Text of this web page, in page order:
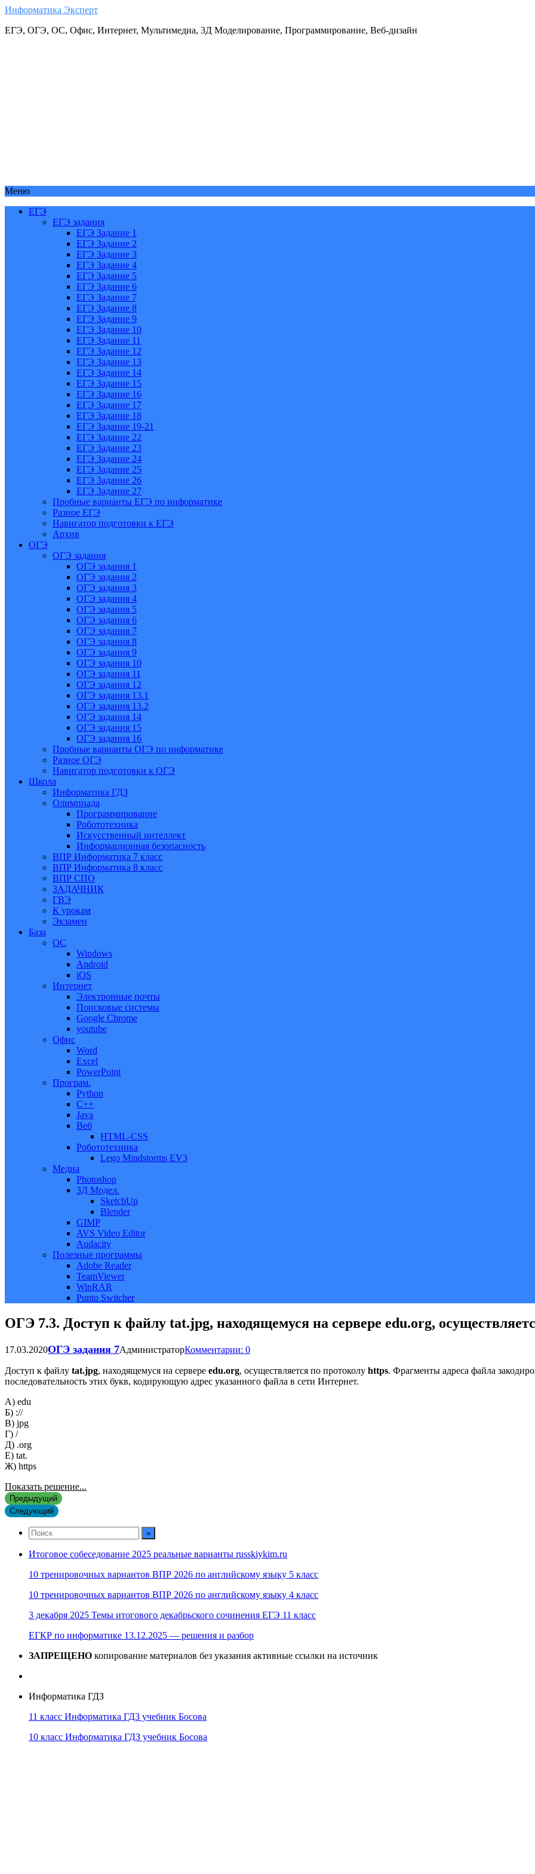
Информатика Эксперт
ЕГЭ, ОГЭ, ОС, Офис, Интернет, Мультимедиа, 3Д Моделирование, Программирование, Веб-дизайн
Меню
ЕГЭ
ЕГЭ задания
ЕГЭ Задание 1
ЕГЭ Задание 2
ЕГЭ Задание 3
ЕГЭ Задание 4
ЕГЭ Задание 5
ЕГЭ Задание 6
ЕГЭ Задание 7
ЕГЭ Задание 8
ЕГЭ Задание 9
ЕГЭ Задание 10
ЕГЭ Задание 11
ЕГЭ Задание 12
ЕГЭ Задание 13
ЕГЭ Задание 14
ЕГЭ Задание 15
ЕГЭ Задание 16
ЕГЭ Задание 17
ЕГЭ Задание 18
ЕГЭ Задание 19-21
ЕГЭ Задание 22
ЕГЭ Задание 23
ЕГЭ Задание 24
ЕГЭ Задание 25
ЕГЭ Задание 26
ЕГЭ Задание 27
Пробные варианты ЕГЭ по информатике
Разное ЕГЭ
Навигатор подготовки к ЕГЭ
Архив
ОГЭ
ОГЭ задания
ОГЭ задания 1
ОГЭ задания 2
ОГЭ задания 3
ОГЭ задания 4
ОГЭ задания 5
ОГЭ задания 6
ОГЭ задания 7
ОГЭ задания 8
ОГЭ задания 9
ОГЭ задания 10
ОГЭ задания 11
ОГЭ задания 12
ОГЭ задания 13.1
ОГЭ задания 13.2
ОГЭ задания 14
ОГЭ задания 15
ОГЭ задания 16
Пробные варианты ОГЭ по информатике
Разное ОГЭ
Навигатор подготовки к ОГЭ
Школа
Информатика ГДЗ
Олимпиада
Программирование
Робототехника
Искусственный интеллект
Информационная безопасность
ВПР Информатика 7 класс
ВПР Информатика 8 класс
ВПР СПО
ЗАДАЧНИК
ГВЭ
К урокам
Экзамен
База
ОС
Windows
Android
iOS
Интернет
Электронные почты
Поисковые системы
Google Chrome
youtube
Офис
Word
Excel
PowerPoint
Програм.
Python
C++
Java
Веб
HTML-CSS
Робототехника
Lego Mindstorms EV3
Медиа
Photoshop
3Д Модел.
SketchUp
Blender
GIMP
AVS Video Editor
Audacity
Полезные программы
Adobe Reader
TeamViewer
WinRAR
Punto Switcher
ОГЭ 7.3. Доступ к файлу tat.jpg, находящемуся на сервере edu.org,
17.03.2020ОГЭ задания 7АдминистраторКомментарии: 0
Доступ к файлу tat.jpg, находящемуся на сервере edu.org, осуществляется по протоколу https. Фрагменты адреса файла
последовательность этих букв, кодирующую адрес указанного файла в сети Интернет.
А) edu
Б) ://
В) jpg
Г) /
Д) .org
Е) tat.
Ж) https
Показать решение...
Предыдущий
Следующий
Итоговое собеседование 2025 реальные варианты russkiykim.ru
10 тренировочных вариантов ВПР 2026 по английскому языку 5 класс
10 тренировочных вариантов ВПР 2026 по английскому языку 4 класс
3 декабря 2025 Темы итогового декабрьского сочинения ЕГЭ 11 класс
ЕГКР по информатике 13.12.2025 — решения и разбор
ЗАПРЕЩЕНО копирование материалов без указания активные ссылки на источник
Информатика ГДЗ
11 класс Информатика ГДЗ учебник Босова
10 класс Информатика ГДЗ учебник Босова